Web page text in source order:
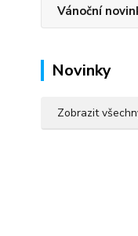
Vánoční
Novinky
Zobrazit